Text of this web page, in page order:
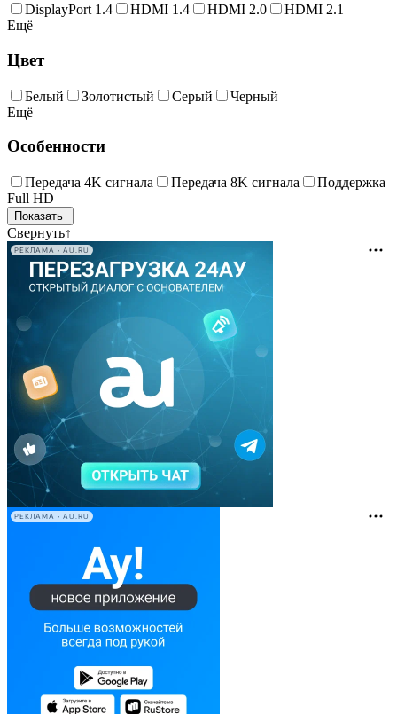
DisplayPort 1.4 HDMI 1.4 HDMI 2.0
HDMI 2.1
Ещё
Цвет
Белый Золотистый Серый
Черный
Ещё
Особенности
Передача 4K сигнала Передача 8K сигнала
Поддержка
Full HD
Свернуть↑
РЕКЛАМА • AU.RU
РЕКЛАМА • AU.RU